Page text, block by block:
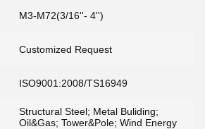
M3-M72(3/16''- 4'')
Customized Request
ISO9001:2008/TS16949
Structural Steel; Metal Buliding;
Oil&Gas; Tower&Pole; Wind Energy